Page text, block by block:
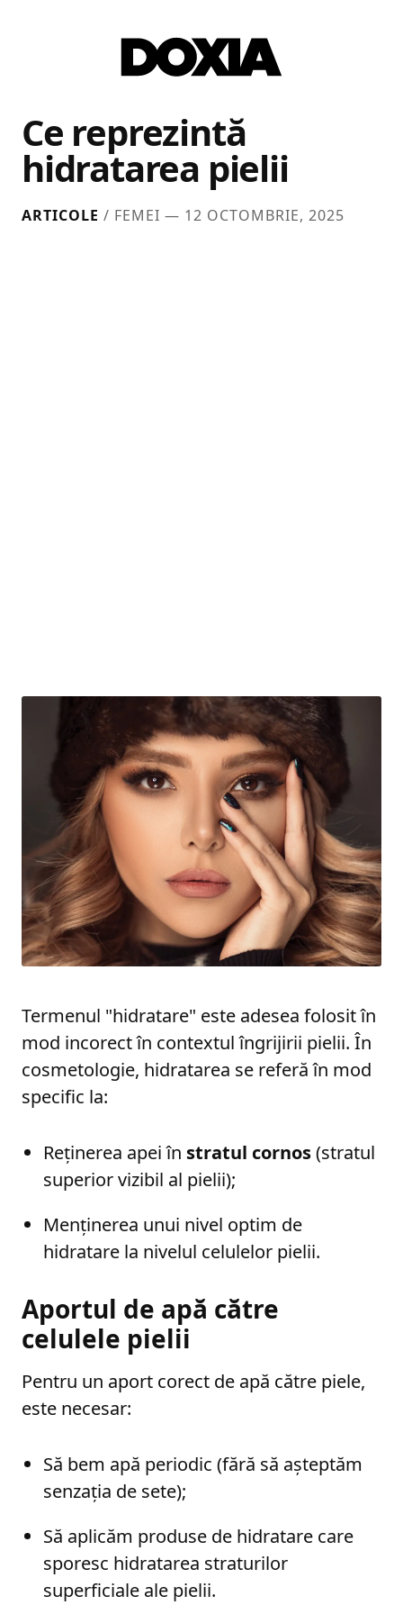
Ce reprezintă
hidratarea pielii
ARTICOLE / FEMEI — 12 OCTOMBRIE, 2025
Termenul "hidratare" este adesea folosit în
mod incorect în contextul îngrijirii pielii. În
cosmetologie, hidratarea se referă în mod
specific la:
Reținerea apei în stratul cornos(stratul
superior vizibil al pielii);
Menținerea unui nivel optim de
hidratare la nivelul celulelor pielii.
Aportul de apă către
celulele pielii
Pentru un aport corect de apă către piele,
este necesar:
Să bem apă periodic (fără să așteptăm
senzația de sete);
Să aplicăm produse de hidratare care
sporesc hidratarea straturilor
superficiale ale pielii.